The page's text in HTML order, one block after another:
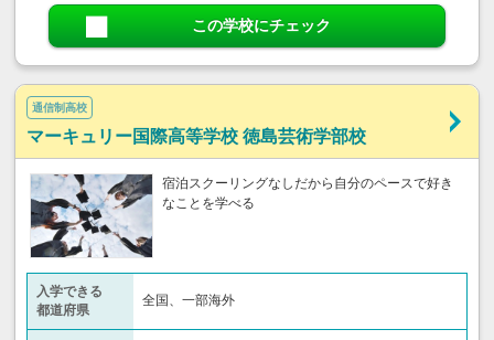
この学校にチェック
通信制高校
マーキュリー国際高等学校 徳島芸術学部校
宿泊スクーリングなしだから自分のペースで好き
なことを学べる
入学できる
都道府県
全国、一部海外